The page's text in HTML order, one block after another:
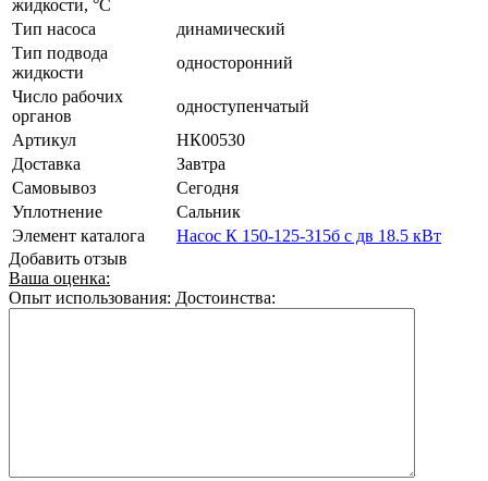
жидкости, °C
Тип насоса
динамический
Тип подвода
жидкости
односторонний
Число рабочих
органов
одноступенчатый
Артикул
НК00530
Доставка
Завтра
Самовывоз
Сегодня
Уплотнение
Сальник
Элемент каталога
Насос К 150-125-315б с дв 18.5 кВт
Добавить отзыв
Ваша оценка:
Опыт использования: Достоинства: